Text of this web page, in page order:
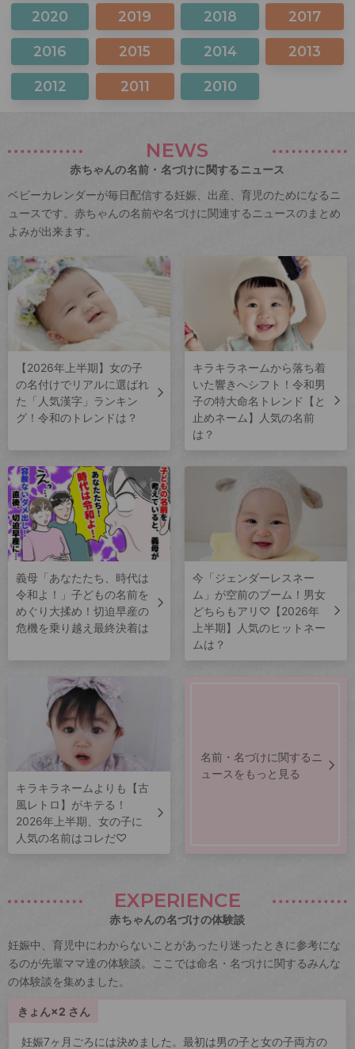
2020 2019 2018 2017
2016 2015 2014 2013
2012 2011 2010
NEWS
赤ちゃんの名前・名づけに関するニュース
ベビーカレンダーが毎日配信する妊娠、出産、育児のためになるニ
ュースです。赤ちゃんの名前や名づけに関連するニュースのまとめ
よみが出来ます。
【2026年上半期】女の子
の名付けでリアルに選ばれ
た「人気漢字」ランキン
グ！令和のトレンドは？
キラキラネームから落ち着
いた響きへシフト！令和男
子の特大命名トレンド【と
止めネーム】人気の名前
は？
義母「あなたたち、時代は
令和よ！」子どもの名前を
めぐり大揉め！切迫早産の
危機を乗り越え最終決着は
今「ジェンダーレスネー
ム」が空前のブーム！男女
どちらもアリ♡【2026年
上半期】人気のヒットネー
ムは？
キラキラネームよりも【古
風レトロ】がキテる！
2026年上半期、女の子に
人気の名前はコレだ♡
名前・名づけに関するニ
ュースをもっと見る
EXPERIENCE
赤ちゃんの名づけの体験談
妊娠中、育児中にわからないことがあったり迷ったときに参考にな
るのが先輩ママ達の体験談。ここでは命名・名づけに関するみんな
の体験談を集めました。
きょん×2 さん
妊娠7ヶ月ごろには決めました。最初は男の子と女の子両方の